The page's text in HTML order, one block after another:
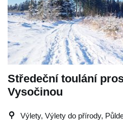
Středeční toulání
Vysočinou
Výlety, Výlety do přírody,